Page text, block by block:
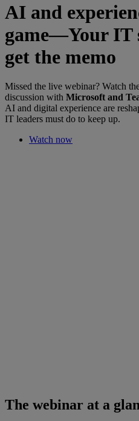
AI and
game—Your IT
get the memo
Missed the live webinar? Watch
discussion with Microsoft and
AI and digital experience are
IT leaders must do to keep up.
Watch now
The webinar at a